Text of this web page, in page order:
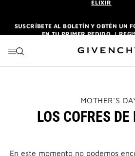
IR AL CONTENIDO BUSCAR
EN TU PRIMER PEDIDO. |
DISFRUTA DE ENVÍO URGENTE
ELIXIR
SUSCRÍBETE AL BOLETÍN Y OBTÉN UN
THIS
WILL
OPEN
MOTHER'S
LOS COFRES DE
En este momento no podemos